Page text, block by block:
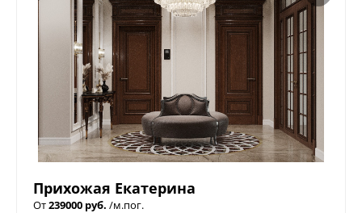
Прихожая Екатерина
От239000 руб. /м.пог.